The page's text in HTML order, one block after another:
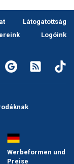
Látogatottság
Logóink
Werbeformen und
Preise